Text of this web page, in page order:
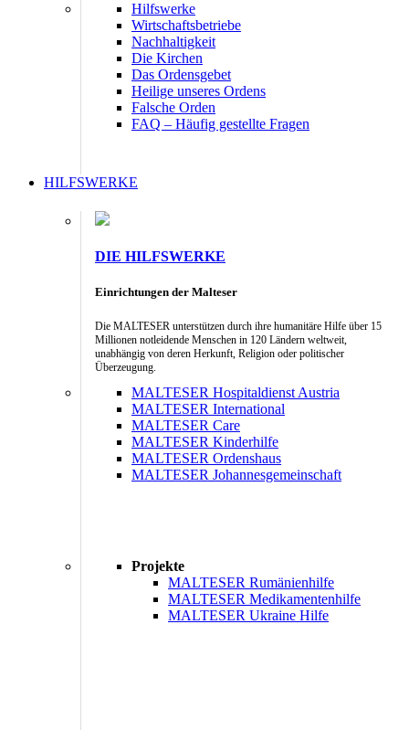
Hilfswerke
Wirtschaftsbetriebe
Nachhaltigkeit
Die Kirchen
Das Ordensgebet
Heilige unseres Ordens
Falsche Orden
FAQ – Häufig gestellte Fragen
HILFSWERKE
DIE HILFSWERKE
Einrichtungen der Malteser
Die MALTESER unterstützen durch ihre humanitäre Hilfe über 15
Millionen notleidende Menschen in 120 Ländern weltweit,
unabhängig von deren Herkunft, Religion oder politischer
Überzeugung.
MALTESER Hospitaldienst Austria
MALTESER International
MALTESER Care
MALTESER Kinderhilfe
MALTESER Ordenshaus
MALTESER Johannesgemeinschaft
Projekte
MALTESER Rumänienhilfe
MALTESER Medikamentenhilfe
MALTESER Ukraine Hilfe